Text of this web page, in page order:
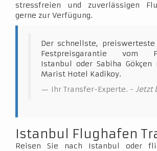
stressfreien und zuverlässigen
gerne zur Verfügung.
Der schnellste,
Festpreisgarantie vom
Istanbul oder Sabiha Gökçen
Marist Hotel Kadikoy.
Ihr Transfer-Experte. - Jetzt
Istanbul Flughafen
Reisen Sie nach Istanbul oder